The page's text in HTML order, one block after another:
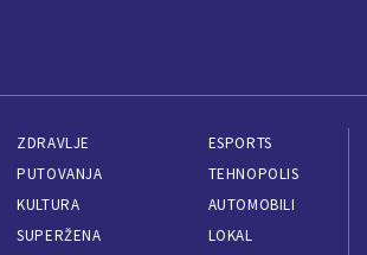
ZDRAVLJE
PUTOVANJA
KULTURA
SUPERŽENA
ESPORTS
TEHNOPOLIS
AUTOMOBILI
LOKAL